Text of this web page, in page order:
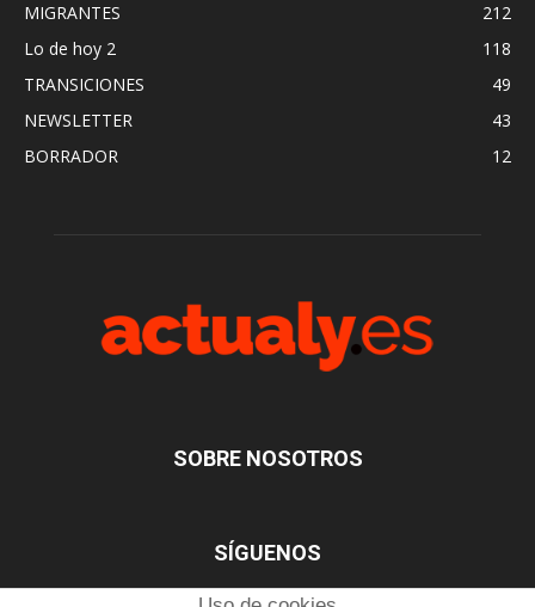
MIGRANTES
212
Lo de hoy 2
118
TRANSICIONES
49
NEWSLETTER
43
BORRADOR
12
SOBRE NOSOTROS
SÍGUENOS